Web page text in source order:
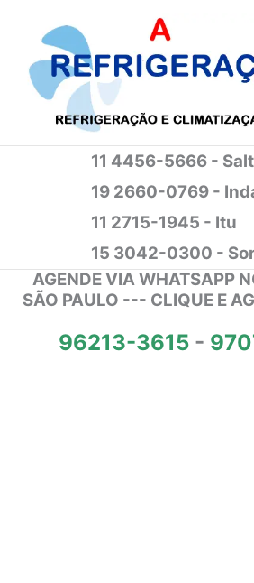
conteúdo
11 4456-5666 -
19 2660-0769 -
11 2715-1945 - Itu
15 3042-0300 -
AGENDE VIA WHATSAPP
SÃO PAULO --- CLIQUE E
96213-3615 -